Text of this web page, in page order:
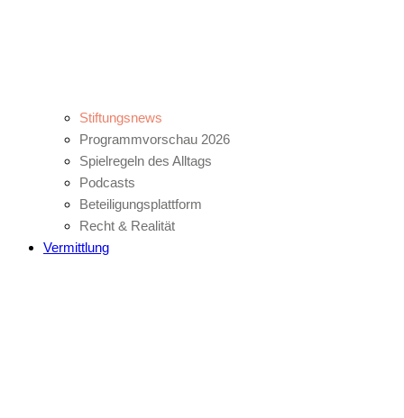
Stiftungsnews
Programmvorschau 2026
Spielregeln des Alltags
Podcasts
Beteiligungsplattform
Recht & Realität
Vermittlung